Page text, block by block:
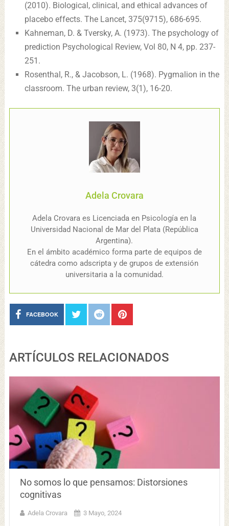
(2010). Biological, clinical, and ethical advances of
placebo effects. The Lancet, 375(9715), 686-695.
Kahneman, D. & Tversky, A. (1973). The psychology of
prediction Psychological Review, Vol 80, N 4, pp. 237-
251.
Rosenthal, R., & Jacobson, L. (1968). Pygmalion in the
classroom. The urban review, 3(1), 16-20.
Adela Crovara
Adela Crovara es Licenciada en Psicología en la
Universidad Nacional de Mar del Plata (República
Argentina).
En el ámbito académico forma parte de equipos de
cátedra como adscripta y de grupos de extensión
universitaria a la comunidad.
FACEBOOK
ARTÍCULOS RELACIONADOS
No somos lo que pensamos: Distorsiones
cognitivas
Adela Crovara 3 Mayo, 2024